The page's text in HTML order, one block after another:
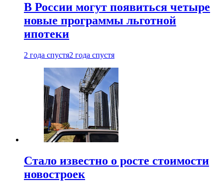
В России могут появиться четыре
новые программы льготной
ипотеки
2 года спустя2 года спустя
Стало известно о росте стоимости
новостроек